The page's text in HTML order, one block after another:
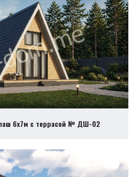
6х7м с террасой № ДШ-02